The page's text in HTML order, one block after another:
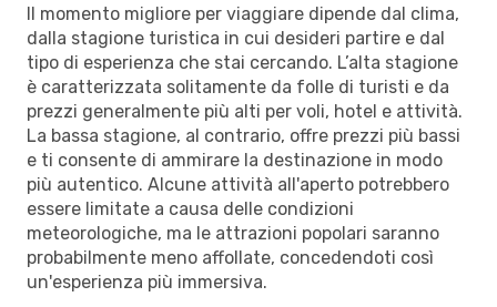
Il momento migliore per viaggiare dipende dal clima,
dalla stagione turistica in cui desideri partire e dal
tipo di esperienza che stai cercando. L’alta stagione
è caratterizzata solitamente da folle di turisti e da
prezzi generalmente più alti per voli, hotel e attività.
La bassa stagione, al contrario, offre prezzi più bassi
e ti consente di ammirare la destinazione in modo
più autentico. Alcune attività all'aperto potrebbero
essere limitate a causa delle condizioni
meteorologiche, ma le attrazioni popolari saranno
probabilmente meno affollate, concedendoti così
un'esperienza più immersiva.